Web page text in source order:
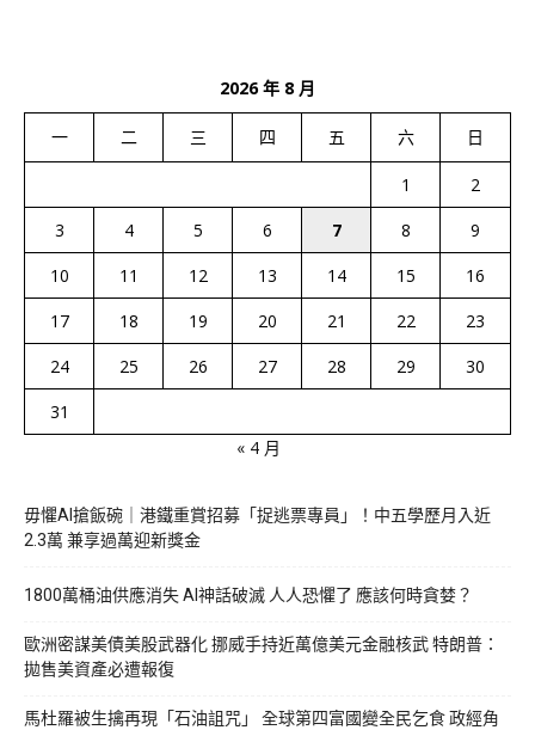
2026 年 8 月
一 二 三 四 五 六 日
1
2
3
4 5 6 7 8
9
10
11 12 13 14 15
16
17
18 19 20 21 22
23
24
25 26 27 28 29
30
31
« 4 月
毋懼AI搶飯碗｜港鐵重賞招募「捉逃票專員」！中五學歷月入近
2.3萬 兼享過萬迎新獎金
1800萬桶油供應消失 AI神話破滅 人人恐懼了 應該何時貪婪？
歐洲密謀美債美股武器化 挪威手持近萬億美元金融核武 特朗普：
拋售美資產必遭報復
馬杜羅被生擒再現「石油詛咒」 全球第四富國變全民乞食 政經角